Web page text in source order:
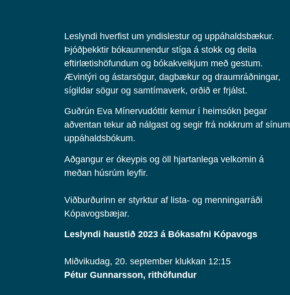
Leslyndi hverfist um yndislestur og uppáhaldsbækur.
Þjóðþekktir bókaunnendur stíga á stokk og deila
eftirlætishöfundum og bókakveikjum með gestum.
Ævintýri og ástarsögur, dagbækur og draumráðningar,
sígildar sögur og samtímaverk, orðið er frjálst.
Guðrún Eva Mínervudóttir kemur í heimsókn þegar
aðventan tekur að nálgast og segir frá nokkrum af sínum
uppáhaldsbókum.
Aðgangur er ókeypis og öll hjartanlega velkomin á
meðan húsrúm leyfir.
Viðburðurinn er styrktur af lista- og menningarráði
Kópavogsbæjar.
Leslyndi haustið 2023 á Bókasafni Kópavogs
Miðvikudag, 20. september klukkan 12:15
Pétur Gunnarsson, rithöfundur